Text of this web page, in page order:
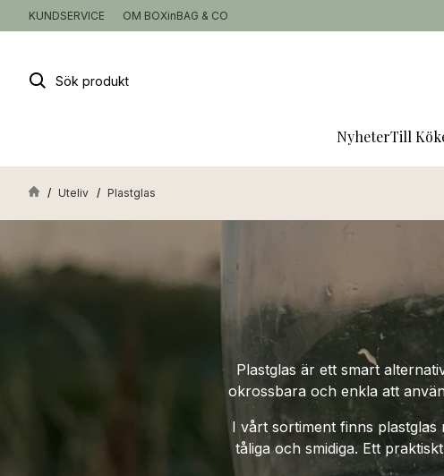
KUNDSERVICE OM BOXinBAG & CO
Sök
NyheterTill
Uteliv Plastglas
Plastglas är ett smart
okrossbara och enkla att
I vårt sortiment finns plastglas
tåliga och smidiga. Ett